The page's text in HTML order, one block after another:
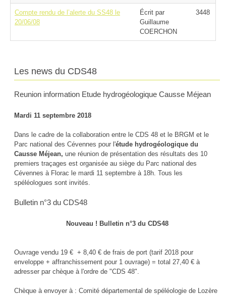
Compte rendu de l’alerte du SS48 le
20/06/08
Écrit par
Guillaume
COERCHON
3448
Les news du CDS48
Reunion information Etude hydrogéologique Causse Méjean
Mardi 11 septembre 2018
Dans le cadre de la collaboration entre le CDS 48 et le BRGM et le
Parc national des Cévennes pour l'étude hydrogéologique du
Causse Méjean, une réunion de présentation des résultats des 10
premiers traçages est organisée au siège du Parc national des
Cévennes à Florac le mardi 11 septembre à 18h. Tous les
spéléologues sont invités.
Bulletin n°3 du CDS48
Nouveau ! Bulletin n°3 du CDS48
Ouvrage vendu 19 € + 8,40 € de frais de port (tarif 2018 pour
enveloppe + affranchissement pour 1 ouvrage) = total 27,40 € à
adresser par chèque à l'ordre de "CDS 48".
Chèque à envoyer à : Comité départemental de spéléologie de Lozère